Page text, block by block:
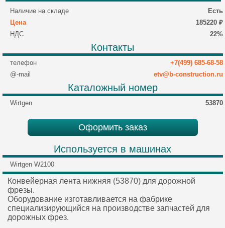
Наличие на складе
Есть
Цена
185220 ₽
НДС
22%
Контакты
телефон
+7(499) 685-68-58
@-mail
etv@b-construction.ru
Каталожный номер
Wirtgen 53870
Оформить заказ
Используется в машинах
Wirtgen W2100
Конвейерная лента нижняя (53870) для дорожной
фрезы.
Оборудование изготавливается на фабрике
специализирующийся на производстве запчастей для
дорожных фрез.